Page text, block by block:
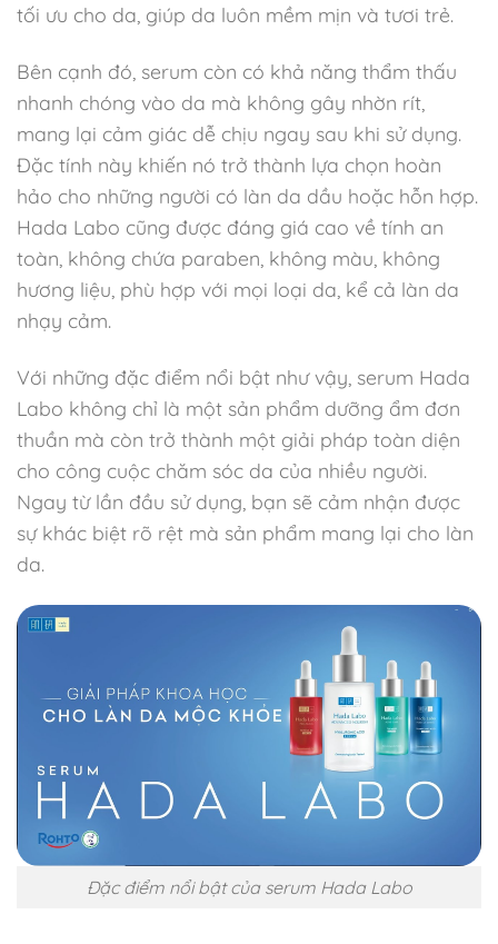
tối ưu cho da, giúp da luôn mềm mịn và tươi trẻ.
Bên cạnh đó, serum còn có khả năng thẩm thấu
nhanh chóng vào da mà không gây nhờn rít,
mang lại cảm giác dễ chịu ngay sau khi sử dụng.
Đặc tính này khiến nó trở thành lựa chọn hoàn
hảo cho những người có làn da dầu hoặc hỗn hợp.
Hada Labo cũng được đáng giá cao về tính an
toàn, không chứa paraben, không màu, không
hương liệu, phù hợp với mọi loại da, kể cả làn da
nhạy cảm.
Với những đặc điểm nổi bật như vậy, serum Hada
Labo không chỉ là một sản phẩm dưỡng ẩm đơn
thuần mà còn trở thành một giải pháp toàn diện
cho công cuộc chăm sóc da của nhiều người.
Ngay từ lần đầu sử dụng, bạn sẽ cảm nhận được
sự khác biệt rõ rệt mà sản phẩm mang lại cho làn
da.
Đặc điểm nổi bật của serum Hada Labo